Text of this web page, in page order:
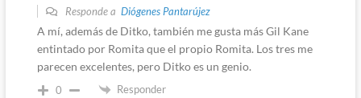
Responde a Diógenes Pantarújez
A mí, además de Ditko, también me gusta más Gil Kane
entintado por Romita que el propio Romita. Los tres me
parecen excelentes, pero Ditko es un genio.
0 Responder